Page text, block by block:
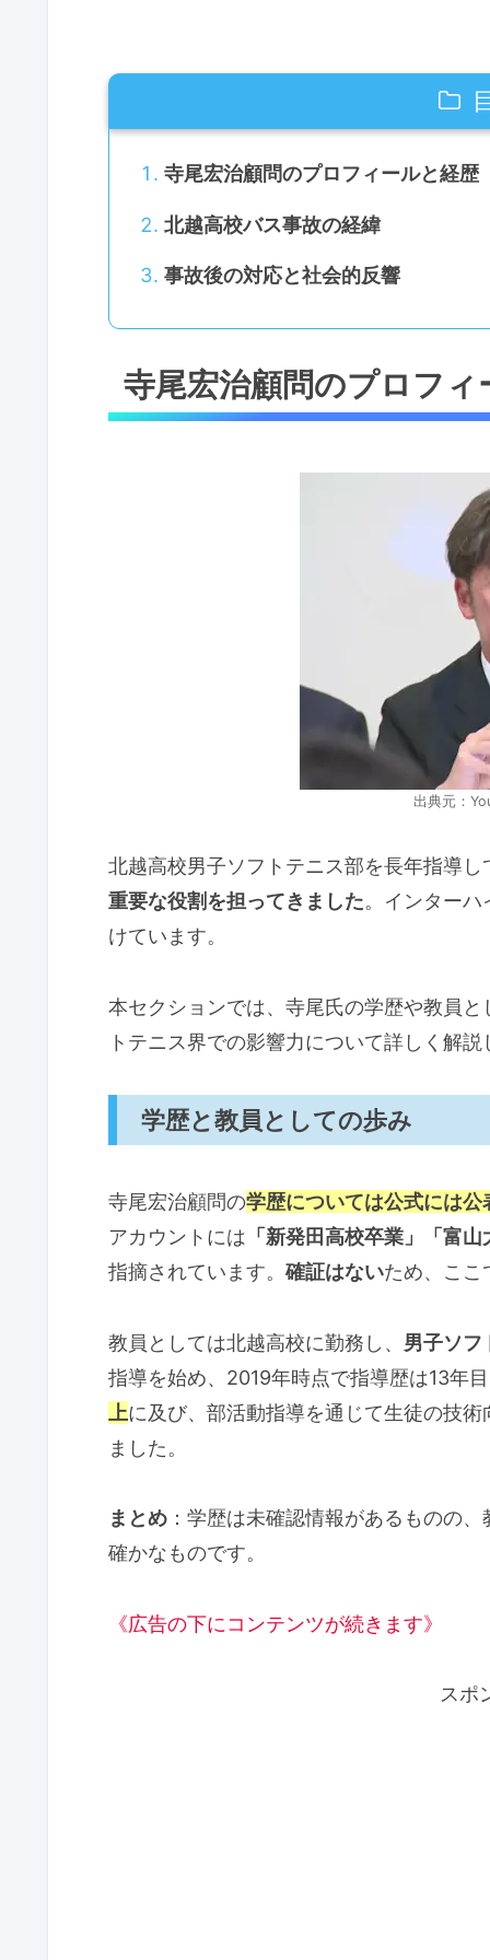
寺尾宏治顧問のプロフィールと経歴
北越高校バス事故の経緯
事故後の対応と社会的反響
寺尾宏治顧問のプロフィ
出典元：
北越高校男子ソフトテニス部を長年指導し
重要な役割を担ってきました。インターハ
けています。
本セクションでは、寺尾氏の学歴や教員
トテニス界での影響力について詳しく解説
学歴と教員としての歩み
寺尾宏治顧問の学歴については公式には公
アカウントには 「新発田高校卒業」「富
指摘されています。 確証はないため、ここ
教員としては北越高校に勤務し、 男子ソフ
指導を始め、2019年時点で指導歴は13年
上に及び、部活動指導を通じて生徒の技
ました。
まとめ ：学歴は未確認情報があるものの
確かなものです。
《広告の下にコンテンツが続きます》
スポ